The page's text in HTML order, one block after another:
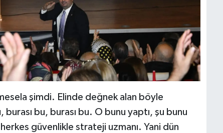
şimdi. Elinde değnek alan böyle
burası bu, burası bu. O bunu yaptı, şu bunu
güvenlikle strateji uzmanı. Yani dün